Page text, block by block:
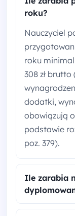
roku?
Nauczyciel
roku
308 zł brutto
dodatki,
obowiązują
podstawie
poz. 379).
Ile zarabia